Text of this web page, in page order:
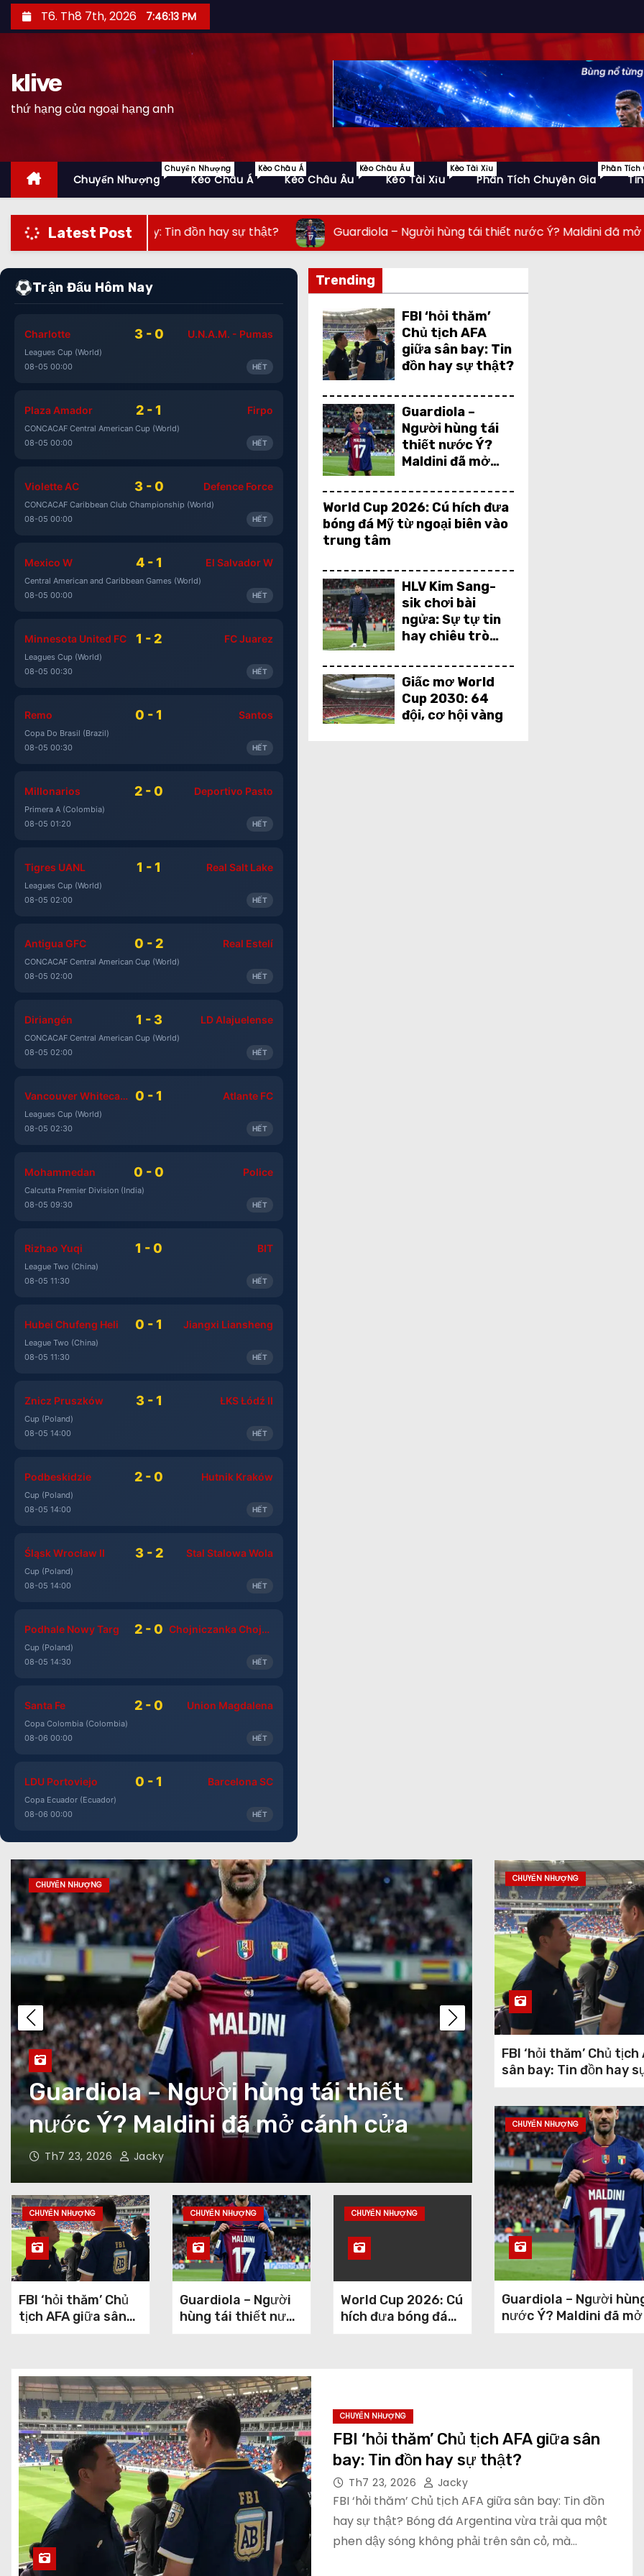
k
T6. Th8 7th, 2026 7:46:15 PM
klive
thứ hạng của ngoại hạng anh
Chuyển Nhượng
Chuyển Nhượng
Kèo Châu Á
Kèo Châu Á
Kèo Châu Âu
Kèo Châu Âu
Kèo Tài Xỉu
Kèo Tài Xỉu
Phân Tích Chuyên Gia
Phân Tích
Latest Post
giữa sân bay: Tin đồn hay sự thật? Guardiola – Người hùng tái thiết nước Ý? Maldini đã mở cánh cửa
Trận Đấu Hôm Nay
Charlotte 3 - 0 U.N.A.M. - Pumas
Leagues Cup (World)
08-05 00:00
HẾT
Plaza Amador 2 - 1 Firpo
CONCACAF Central American Cup (World)
08-05 00:00
HẾT
Violette AC 3 - 0 Defence Force
CONCACAF Caribbean Club Championship (World)
08-05 00:00
HẾT
Mexico W 4 - 1 El Salvador W
Central American and Caribbean Games (World)
08-05 00:00
HẾT
Minnesota United FC 1 - 2 FC Juarez
Leagues Cup (World)
08-05 00:30
HẾT
Remo 0 - 1 Santos
Copa Do Brasil (Brazil)
08-05 00:30
HẾT
Millonarios 2 - 0 Deportivo Pasto
Primera A (Colombia)
08-05 01:20
HẾT
Tigres UANL 1 - 1 Real Salt Lake
Leagues Cup (World)
08-05 02:00
HẾT
Antigua GFC 0 - 2 Real Estelí
CONCACAF Central American Cup (World)
08-05 02:00
HẾT
Diriangén 1 - 3 LD Alajuelense
CONCACAF Central American Cup (World)
08-05 02:00
HẾT
Vancouver Whitecaps 0 - 1 Atlante FC
Leagues Cup (World)
08-05 02:30
HẾT
Mohammedan 0 - 0 Police
Calcutta Premier Division (India)
08-05 09:30
HẾT
Rizhao Yuqi 1 - 0 BIT
League Two (China)
08-05 11:30
HẾT
Hubei Chufeng Heli 0 - 1 Jiangxi Liansheng
League Two (China)
08-05 11:30
HẾT
Znicz Pruszków 3 - 1 ŁKS Łódź II
Cup (Poland)
08-05 14:00
HẾT
Podbeskidzie 2 - 0 Hutnik Kraków
Cup (Poland)
08-05 14:00
HẾT
Śląsk Wrocław II 3 - 2 Stal Stalowa Wola
Cup (Poland)
08-05 14:00
HẾT
Podhale Nowy Targ 2 - 0 Chojniczanka Chojnice
Cup (Poland)
08-05 14:30
HẾT
Santa Fe 2 - 0 Union Magdalena
Copa Colombia (Colombia)
08-06 00:00
HẾT
LDU Portoviejo 0 - 1 Barcelona SC
Copa Ecuador (Ecuador)
08-06 00:00
HẾT
Trending
FBI ‘hỏi thăm’
Chủ tịch AFA
giữa sân bay: Tin
đồn hay sự thật?
Guardiola –
Người hùng tái
thiết nước Ý?
Maldini đã mở
World Cup 2026: Cú hích đưa
bóng đá Mỹ từ ngoại biên vào
trung tâm
HLV Kim Sang-
sik chơi bài
ngửa: Sự tự tin
hay chiêu trò
Giấc mơ World
Cup 2030: 64
đội, cơ hội vàng
CHUYỂN NHƯỢNG
World Cup 2026: Cú hích đưa bóng
đá Mỹ từ ngoại biên vào trung tâm
Th7 22, 2026 Jacky
CHUYỂN NHƯỢNG
tự tin hay
Th7 22, 2026 Jacky
CHUYỂN NHƯỢNG
FBI ‘hỏi thăm’ Chủ
tịch AFA giữa sân
CHUYỂN NHƯỢNG
Guardiola – Người
hùng tái thiết nước
CHUYỂN NHƯỢNG
World Cup 2026: Cú
hích đưa bóng đá
CHUYỂN NHƯỢNG
FBI ‘hỏi thăm’ Chủ tịch
sân bay: Tin đồn hay
CHUYỂN NHƯỢNG
Guardiola – Người
nước Ý? Maldini đã
CHUYỂN NHƯỢNG
FBI ‘hỏi thăm’ Chủ tịch AFA giữa sân
bay: Tin đồn hay sự thật?
Th7 23, 2026 Jacky
FBI ‘hỏi thăm’ Chủ tịch AFA giữa sân bay: Tin đồn
hay sự thật? Bóng đá Argentina vừa trải qua một
phen dậy sóng không phải trên sân cỏ, mà…